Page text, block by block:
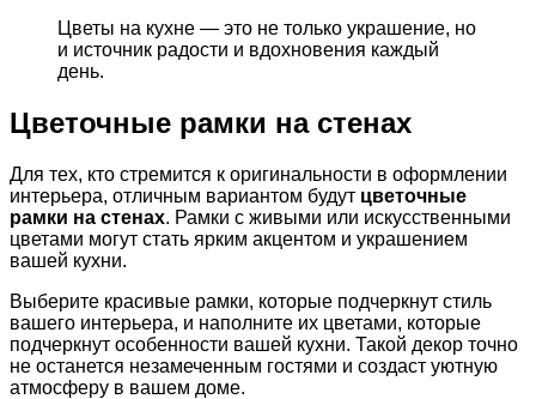
Цветы на кухне — это не только украшение, но
и источник радости и вдохновения каждый
день.
Цветочные рамки на стенах
Для тех, кто стремится к оригинальности в оформлении
интерьера, отличным вариантом будут цветочные
рамки на стенах. Рамки с живыми или искусственными
цветами могут стать ярким акцентом и украшением
вашей кухни.
Выберите красивые рамки, которые подчеркнут стиль
вашего интерьера, и наполните их цветами, которые
подчеркнут особенности вашей кухни. Такой декор точно
не останется незамеченным гостями и создаст уютную
атмосферу в вашем доме.